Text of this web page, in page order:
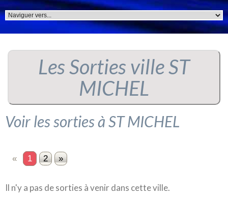
Les Sorties ville ST
MICHEL
Voir les sorties à ST MICHEL
« 1 2 »
Il n'y a pas de sorties à venir dans cette ville.